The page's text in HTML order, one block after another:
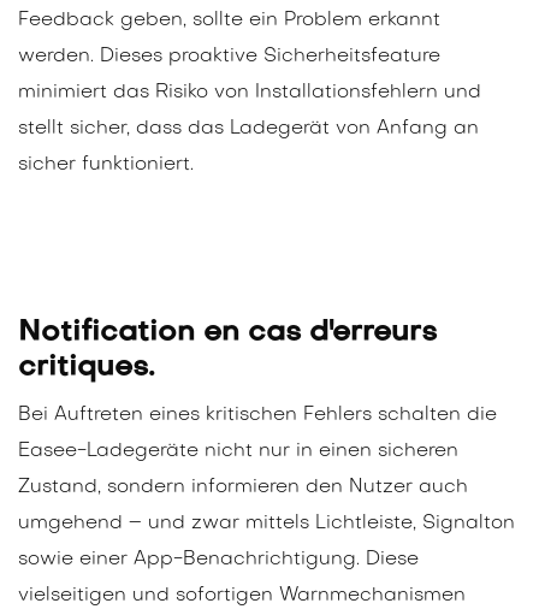
Feedback geben, sollte ein Problem erkannt
werden. Dieses proaktive Sicherheitsfeature
minimiert das Risiko von Installationsfehlern und
stellt sicher, dass das Ladegerät von Anfang an
sicher funktioniert.
Notification en cas d'erreurs
critiques.
Bei Auftreten eines kritischen Fehlers schalten die
Easee-Ladegeräte nicht nur in einen sicheren
Zustand, sondern informieren den Nutzer auch
umgehend – und zwar mittels Lichtleiste, Signalton
sowie einer App-Benachrichtigung. Diese
vielseitigen und sofortigen Warnmechanismen